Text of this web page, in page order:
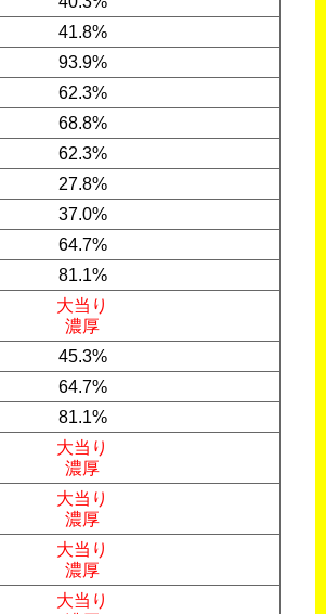
41.8%
93.9%
62.3%
68.8%
62.3%
27.8%
37.0%
64.7%
81.1%
大当り
濃厚
45.3%
64.7%
81.1%
大当り
濃厚
大当り
濃厚
大当り
濃厚
大当り